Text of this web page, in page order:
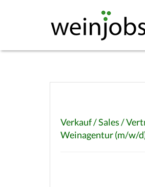
Verkauf / Sales /
Weinagentur (m/w/